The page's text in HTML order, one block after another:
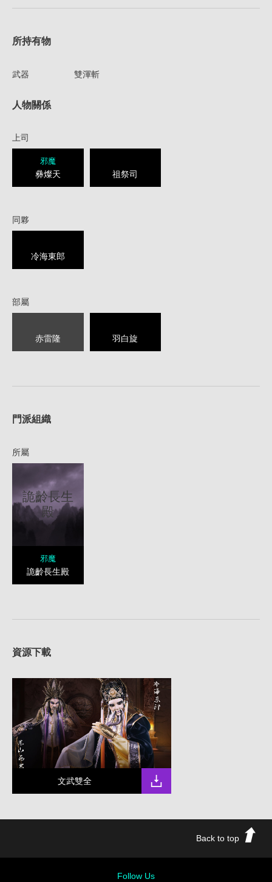
所持有物
武器 雙渾斬
人物關係
上司
邪魔
彝燦天 祖祭司
同夥
冷海東郎
部屬
赤雷隆 羽白旋
門派組織
所屬
詭齡長生
殿
邪魔
詭齡長生殿
資源下載
文武雙全
Back to top
Follow Us